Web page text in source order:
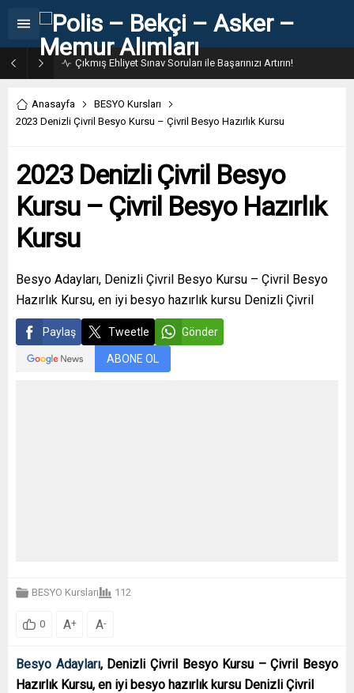
Anasayfa
BESYO Kursları
2023 Denizli Çivril Besyo Kursu – Çivril Besyo Hazırlık Kursu
2023 Denizli Çivril Besyo
Kursu – Çivril Besyo Hazırlık
Kursu
Besyo Adayları, Denizli Çivril Besyo Kursu – Çivril Besyo
Hazırlık Kursu, en iyi besyo hazırlık kursu Denizli Çivril
Paylaş Tweetle Gönder
ABONE OL
BESYO Kursları 112
0 A+ A-
Besyo Adayları, Denizli Çivril Besyo Kursu – Çivril Besyo
Hazırlık Kursu, en iyi besyo hazırlık kursu Denizli Çivril